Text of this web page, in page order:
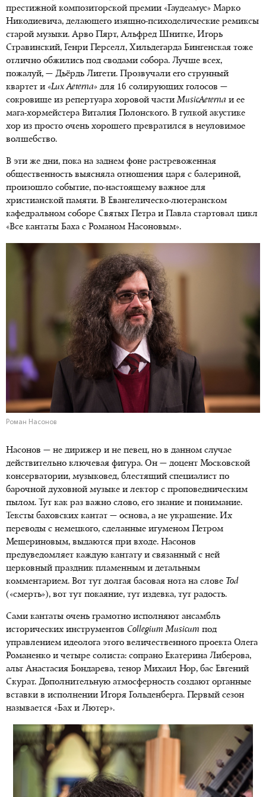
престижной композиторской премии «Гаудеамус» Марко
Никодиевича, делающего изящно-психоделические ремиксы
старой музыки. Арво Пярт, Альфред Шнитке, Игорь
Стравинский, Генри Перселл, Хильдегарда Бингенская тоже
отлично обжились под сводами собора. Лучше всех,
пожалуй, — Дьёрдь Лигети. Прозвучали его струнный
квартет и «LuxAeterna» для 16 солирующих голосов —
сокровище из репертуара хоровой частиMusicAeterna и ее
мага-хормейстера Виталия Полонского. В гулкой акустике
хор из просто очень хорошего превратился в неуловимое
волшебство.
В эти же дни, пока на заднем фоне растревоженная
общественность выясняла отношения царя с балериной,
произошло событие, по-настоящему важное для
христианской памяти. В Евангелическо-лютеранском
кафедральном соборе Святых Петра и Павла стартовал цикл
«Все кантаты Баха с Романом Насоновым».
Роман Насонов
Насонов — не дирижер и не певец, но в данном случае
действительно ключевая фигура. Он — доцент Московской
консерватории, музыковед, блестящий специалист по
барочной духовной музыке и лектор с проповедническим
пылом. Тут как раз важно слово, его знание и понимание.
Тексты баховских кантат — основа, а не украшение. Их
переводы с немецкого, сделанные игуменом Петром
Мещериновым, выдаются при входе. Насонов
предуведомляет каждую кантату и связанный с ней
церковный праздник пламенным и детальным
комментарием. Вот тут долгая басовая нота на слове Tod
(«смерть»), вот тут покаяние, тут издевка, тут радость.
Сами кантаты очень грамотно исполняют ансамбль
исторических инструментов Collegium Musicum под
управлением идеолога этого величественного проекта Олега
Романенко и четыре солиста: сопрано Екатерина Либерова,
альт Анастасия Бондарева, тенор Михаил Нор, бас Евгений
Скурат. Дополнительную атмосферность создают органные
вставки в исполнении Игоря Гольденберга. Первый сезон
называется «Бах и Лютер».